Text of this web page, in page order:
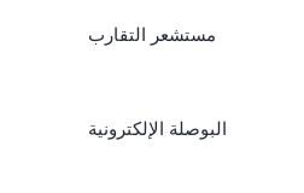
مستشعر التقارب
البوصلة الإلكترونية